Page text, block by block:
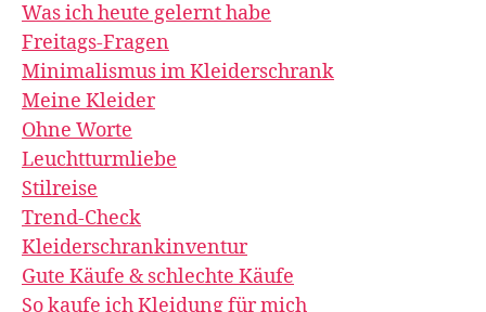
Was ich heute gelernt habe
Freitags-Fragen
Minimalismus im Kleiderschrank
Meine Kleider
Ohne Worte
Leuchtturmliebe
Stilreise
Trend-Check
Kleiderschrankinventur
Gute Käufe & schlechte Käufe
So kaufe ich Kleidung für mich